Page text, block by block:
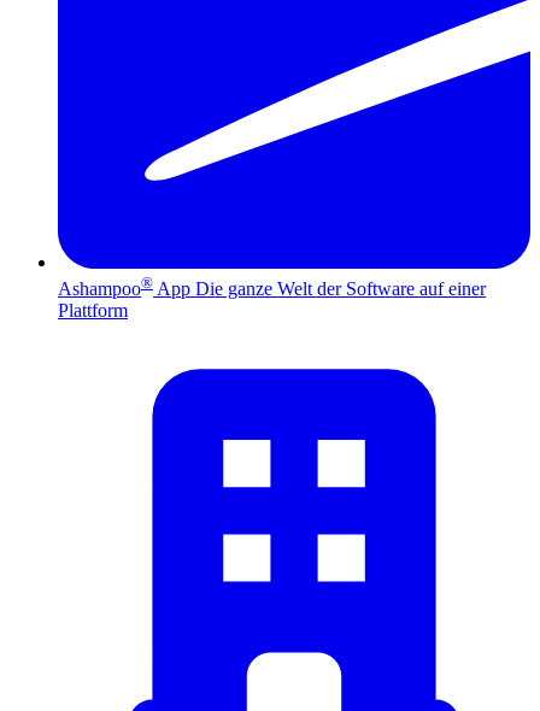
Ashampoo® App Die ganze Welt der Software auf einer
Plattform